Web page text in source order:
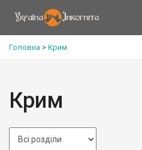
Головна > Крим
Крим